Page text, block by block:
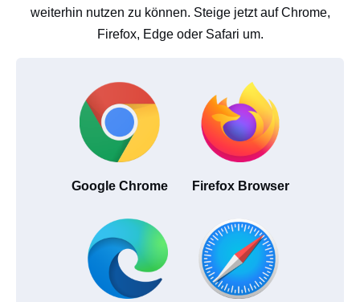
weiterhin nutzen zu können. Steige jetzt auf Chrome,
Firefox, Edge oder Safari um.
Google Chrome Firefox Browser